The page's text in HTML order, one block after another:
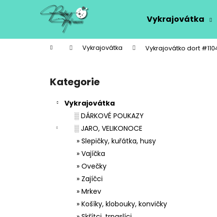
Vykrajovátka
Domů Vykrajovátka Vykrajovátko dort
Přeskočit
kategorie
Kategorie
Vykrajovátka
░ DÁRKOVÉ POUKAZY
░ JARO, VELIKONOCE
» Slepičky, kuřátka, husy
» Vajíčka
» Ovečky
» Zajíčci
» Mrkev
» Košíky, klobouky, konvičky
í
Zpět
do
Zpět
do